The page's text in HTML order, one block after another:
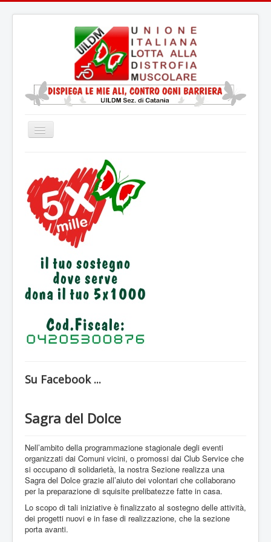
Cambia
La UILDM
La Distrofia Muscolare
Servizio Civile Universale
Attività
Eventi
Sostieni L'UIDM
Diventa un volontario
Contatti
Su Facebook ...
Sagra del Dolce
Nell’ambito della programmazione stagionale degli eventi
organizzati dai Comuni vicini, o promossi dai Club Service che
si occupano di solidarietà, la nostra Sezione realizza una
Sagra del Dolce grazie all’aiuto dei volontari che collaborano
per la preparazione di squisite prelibatezze fatte in casa.
Lo scopo di tali iniziative è finalizzato al sostegno delle attività,
dei progetti nuovi e in fase di realizzazione, che la sezione
porta avanti.